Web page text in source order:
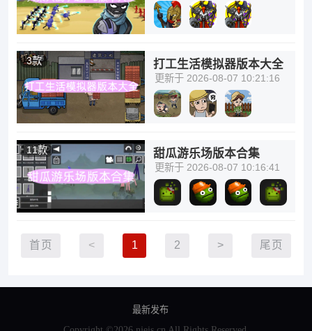
3款 打工生活模拟器版本大全
更新于 2026-08-07 10:21:16
11款 甜瓜游乐场版本合集
更新于 2026-08-07 10:16:41
首页 < 1 2 > 尾页
最新发布